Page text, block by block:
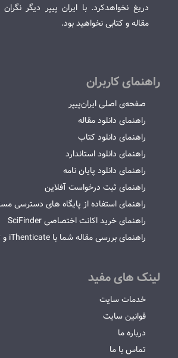
دریغ نخواهدکرد. با ایران پیپر دیگر
مقاله و کتابی نخواهید بود.
راهنمای کاربران
صفحه‌ی اصلی ایران‌پیپر
راهنمای دانلود مقاله
راهنمای دانلود کتاب
راهنمای دانلود استاندارد
راهنمای دانلود پایان نامه
راهنمای ثبت درخواست آفلاین
راهنمای استفاده از پایگاه های دسترسی
راهنمای خرید اکانت اختصاصی SciFinder
راهنمای بررسی مقاله شما با iThenticate و Grammerly
لینک های مفید
خدمات سایت
قوانین سایت
درباره ما
تماس با ما